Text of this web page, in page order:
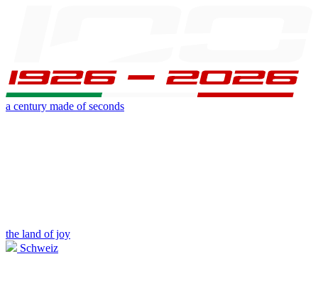
a century made of seconds
the land of joy
Schweiz